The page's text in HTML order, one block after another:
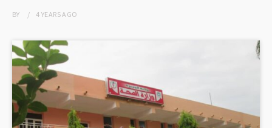
BY 4 YEARSAGO